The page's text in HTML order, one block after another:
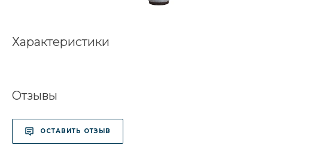
Характеристики
Отзывы
ОСТАВИТЬ ОТЗЫВ